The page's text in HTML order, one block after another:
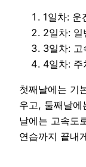
1일차: 운
2일차: 일
3일차: 고
4일차: 주
첫째날에는 기
우고, 둘째날에
날에는 고속도
연습까지 끝내